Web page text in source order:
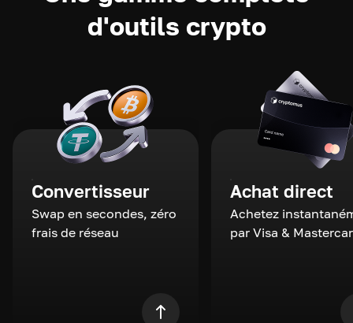
d'outils crypto
Convertisseur
Swap en secondes, zéro
frais de réseau
Achat direct
Achetez
par Visa &